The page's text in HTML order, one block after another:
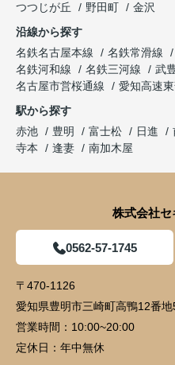
つつじが丘
野田町
金沢
沿線から探す
名鉄名古屋本線
名鉄常滑線
名鉄河和線
名鉄三河線 武
名古屋市営桜通線
愛知高速
駅から探す
赤池
豊明 富士松 日進
寺本
逢妻 南加木屋
株式会社セ
0562-57-1745
〒470-1126
愛知県豊明市三崎町高鴨12番地
営業時間： 10:00~20:00
定休日： 年中無休